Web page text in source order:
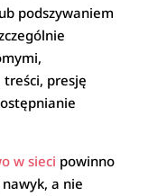
podszywaniem
presję
w sieci powinno
a nie